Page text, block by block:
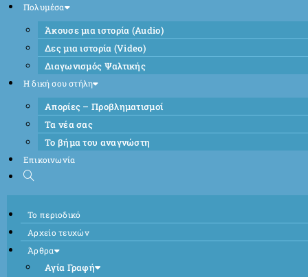
Πολυμέσα
Άκουσε μια ιστορία (Audio)
Δες μια ιστορία (Video)
Διαγωνισμός Ψαλτικής
Η δική σου στήλη
Απορίες – Προβληματισμοί
Τα νέα σας
Το βήμα του αναγνώστη
Επικοινωνία
Το περιοδικό
Αρχείο τευχών
Άρθρα
Αγία Γραφή